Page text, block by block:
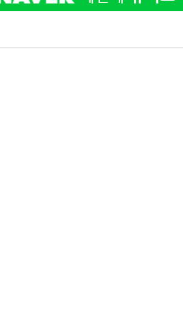
란 사과…쇄신의 기회로 삼겠다"
안 최대 150㎜ 비